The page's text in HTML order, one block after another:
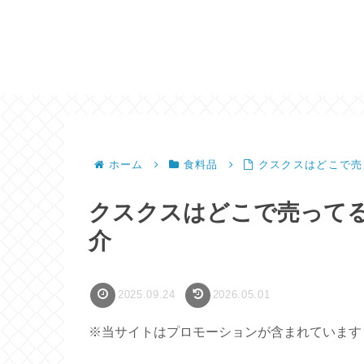
ホーム 食料品 クスクスはどこで
クスクスはどこで売って
介
2025.09.24 2026.05.01
※当サイトはプロモーションが含まれています